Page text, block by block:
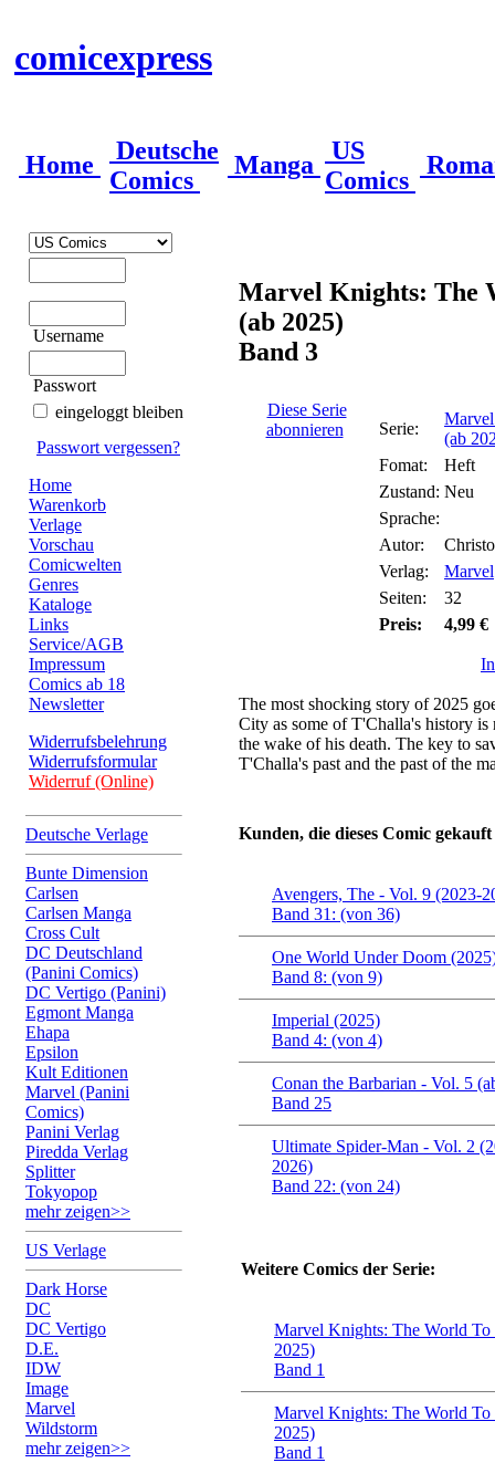
comicexpress
Home
Deutsche
Comics
Manga
US
Comics
Username
Passwort
eingeloggt bleiben
Passwort vergessen?
Home
Warenkorb
Verlage
Vorschau
Comicwelten
Genres
Kataloge
Links
Service/AGB
Impressum
Comics ab 18
Newsletter
Widerrufsbelehrung
Widerrufsformular
Widerruf (Online)
Deutsche Verlage
Bunte Dimension
Carlsen
Carlsen Manga
Cross Cult
DC Deutschland
(Panini Comics)
DC Vertigo (Panini)
Egmont Manga
Ehapa
Epsilon
Kult Editionen
Marvel (Panini
Comics)
Panini Verlag
Piredda Verlag
Splitter
Tokyopop
mehr zeigen>>
US Verlage
Dark Horse
DC
DC Vertigo
D.E.
IDW
Image
Marvel
Wildstorm
mehr zeigen>>
Marvel Knights: The
(ab 2025)
Band 3
Diese Serie
abonnieren
Serie:
(ab
Fomat:
Heft
Zustand: Neu
Sprache:
Autor:
Verlag:
Marvel
Seiten:
32
Preis:
4,99 €
The most shocking story of 2025
City as some of T'Challa's history
the wake of his death. The key to
T'Challa's past and the past of the
Kunden, die dieses Comic
Avengers, The - Vol. 9 (2023-
Band 31: (von 36)
One World Under Doom
Band 8: (von 9)
Imperial (2025)
Band 4: (von 4)
Conan the Barbarian - Vol. 5
Band 25
Ultimate Spider-Man - Vol. 2
2026)
Band 22: (von 24)
Weitere Comics der Serie:
Marvel Knights: The World To
2025)
Band 1
Marvel Knights: The World To
2025)
Band 1